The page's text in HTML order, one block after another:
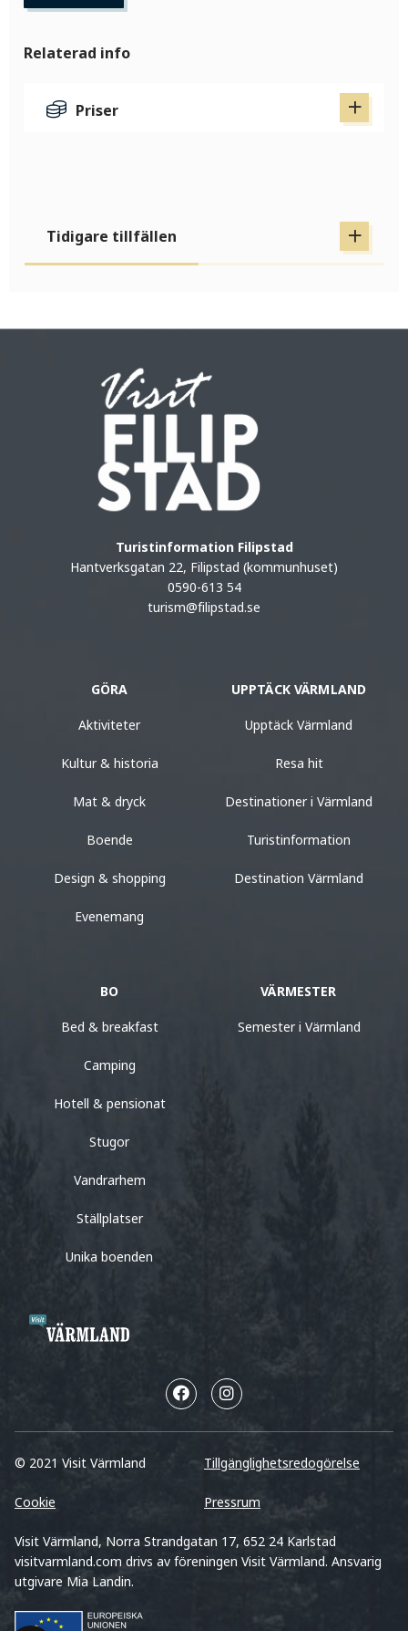
Relaterad info
Priser
Tidigare tillfällen
Turistinformation Filipstad
Hantverksgatan 22, Filipstad (kommunhuset)
0590-613 54
turism@filipstad.se
GÖRA
Aktiviteter
Kultur & historia
Mat & dryck
Boende
Design & shopping
Evenemang
UPPTÄCK VÄRMLAND
Upptäck Värmland
Resa hit
Destinationer i Värmland
Turistinformation
Destination Värmland
BO
Bed & breakfast
Camping
Hotell & pensionat
Stugor
Vandrarhem
Ställplatser
Unika boenden
VÄRMESTER
Semester i Värmland
© 2021 Visit Värmland Tillgänglighetsredogörelse
Cookie Pressrum
Visit Värmland, Norra Strandgatan 17, 652 24 Karlstad
visitvarmland.com drivs av föreningen Visit Värmland. Ansvarig
utgivare Mia Landin.